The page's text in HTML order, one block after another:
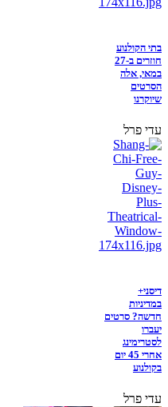
בתי הקולנוע
חוזרים ב-27
במאי, אלה
הסרטים
שיוקרנו
עדי פרל
דיסני+
במדיניות
חדשה? סרטים
יעברו
לסטרימינג
אחרי 45 יום
בקולנוע
עדי פרל